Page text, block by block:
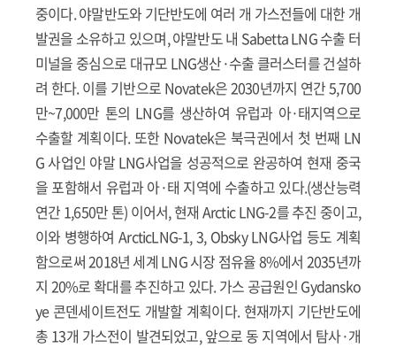
중이다. 야말반도와 기단반도에 여러 개 가스전들에 대한 개
발권을 소유하고 있으며, 야말반도 내 Sabetta LNG 수출 터
미널을 중심으로 대규모 LNG생산·수출 클러스터를 건설하
려 한다. 이를 기반으로 Novatek은 2030년까지 연간 5,700
만~7,000만 톤의 LNG를 생산하여 유럽과 아·태지역으로
수출할 계획이다. 또한 Novatek은 북극권에서 첫 번째 LN
G 사업인 야말 LNG사업을 성공적으로 완공하여 현재 중국
을 포함해서 유럽과 아·태 지역에 수출하고 있다.(생산능력
연간 1,650만 톤) 이어서, 현재 Arctic LNG-2를 추진 중이고,
이와 병행하여 ArcticLNG-1, 3, Obsky LNG사업 등도 계획
함으로써 2018년 세계 LNG 시장 점유율 8%에서 2035년까
지 20%로 확대를 추진하고 있다. 가스 공급원인 Gydansko
ye 콘덴세이트전도 개발할 계획이다. 현재까지 기단반도에
총 13개 가스전이 발견되었고, 앞으로 동 지역에서 탐사·개